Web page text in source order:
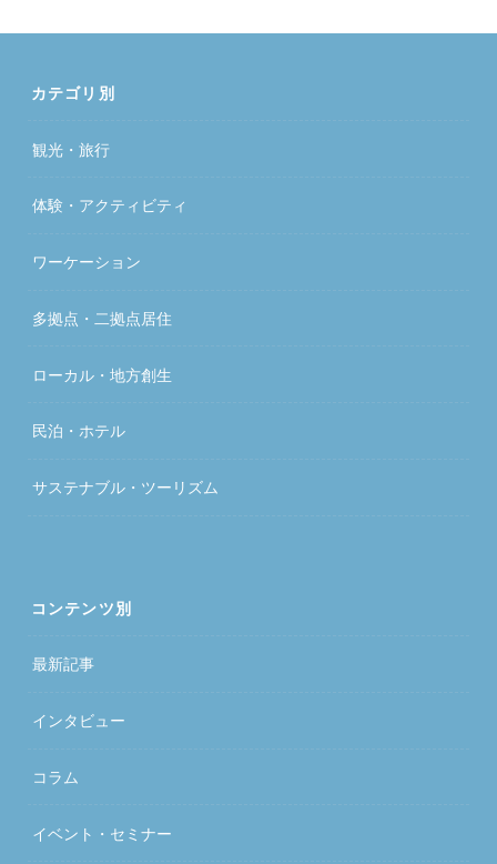
カテゴリ別
観光・旅行
体験・アクティビティ
ワーケーション
多拠点・二拠点居住
ローカル・地方創生
民泊・ホテル
サステナブル・ツーリズム
コンテンツ別
最新記事
インタビュー
コラム
イベント・セミナー